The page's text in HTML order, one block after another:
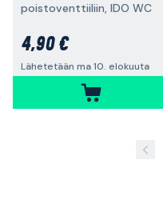
poistoventtiiliin, IDO WC
4,90 €
Lähetetään ma 10. elokuuta